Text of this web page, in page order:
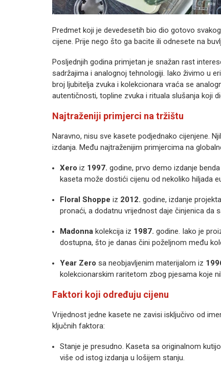
Predmet koji je devedesetih bio dio gotovo
cijene. Prije nego što ga bacite ili odnesete na
Posljednjih godina primjetan je snažan rast
sadržajima i analognoj tehnologiji. Iako živimo u
broj ljubitelja zvuka i kolekcionara vraća se
autentičnosti, topline zvuka i rituala slušanja koji
Najtraženiji primjerci na tržištu
Naravno, nisu sve kasete podjednako cijenjene.
izdanja. Među najtraženijim primjercima na
Xero iz 1997. godine, prvo demo izdanje
kaseta može dostići cijenu od nekoliko hiljada
Floral Shoppe iz 2012. godine, izdanje projekta
pronaći, a dodatnu vrijednost daje činjenica da
Madonna kolekcija iz 1987. godine. Iako je
dostupna, što je danas čini poželjnom među
Year Zero sa neobjavljenim materijalom iz
kolekcionarskim raritetom zbog pjesama koje
Faktori koji određuju cijenu
Vrijednost jedne kasete ne zavisi isključivo od
ključnih faktora:
Stanje je presudno. Kaseta sa originalnom
više od istog izdanja u lošijem stanju.